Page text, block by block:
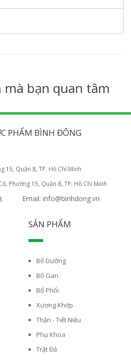
sĩ ngay khi cơn ho bị phát triển
và đau, có ra máu hay ra
mà bạn quan tâm
PHẨM BÌNH ĐÔNG
15, Quận 8, TP. Hồ Chí Minh
Phường 15, Quận 8, TP. Hồ Chí Minh
Email: info@binhdong.vn
SẢN PHẨM
Bổ Dưỡng
Bổ Gan
Bổ Phổi
Xương Khớp
Thận - Tiết Niệu
Phụ Khoa
Trật Đả